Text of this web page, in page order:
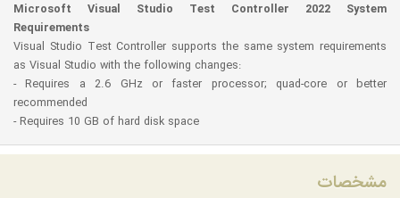
Microsoft Visual Studio Test Controller 2022 System
Requirements
Visual Studio Test Controller supports the same system requirements
as Visual Studio with the following changes:
- Requires a 2.6 GHz or faster processor; quad-core or better
recommended
- Requires 10 GB of hard disk space
مشخصات